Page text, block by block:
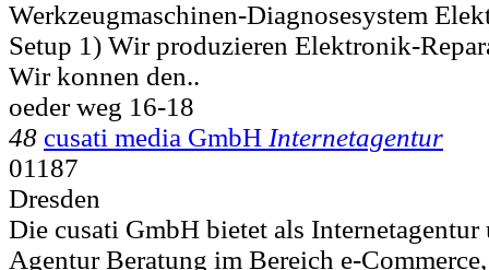
Werkzeugmaschinen-Diagnosesystem
Setup 1) Wir produzieren Elektronik-
Wir konnen den..
oeder weg 16-18
48 cusati media GmbH Internetagentur
01187
Dresden
Die cusati GmbH bietet als
Agentur Beratung im Bereich e-Commerce,